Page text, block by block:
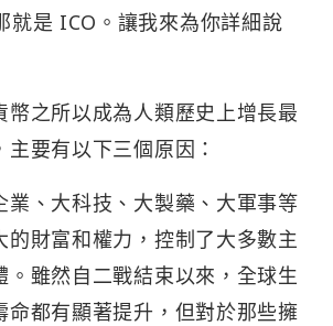
是 ICO。讓我來為你詳細說
幣之所以成為人類歷史上增長最
要有以下三個原因：
業、大科技、大製藥、大軍事等
的財富和權力，控制了大多數主
。雖然自二戰結束以來，全球生
命都有顯著提升，但對於那些擁